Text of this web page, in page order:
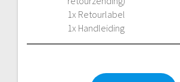
1x Retourlabel
1x Handleiding